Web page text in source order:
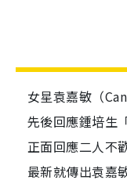
女星袁嘉敏（
先後回應鍾培生
正面回應二人不
最新就傳出袁嘉